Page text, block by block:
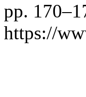
pp.
https://